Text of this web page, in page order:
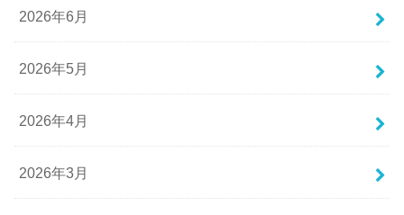
2026年6月
2026年5月
2026年4月
2026年3月